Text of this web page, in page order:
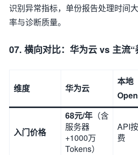
识别异常指标，单份报告处理时间
率与诊断质量。
07. 横向对比：华为云 vs 主流“
维度 华为云
本地
入门价格
68元/年 （含
服务器
+1000万
Tokens）
API
费